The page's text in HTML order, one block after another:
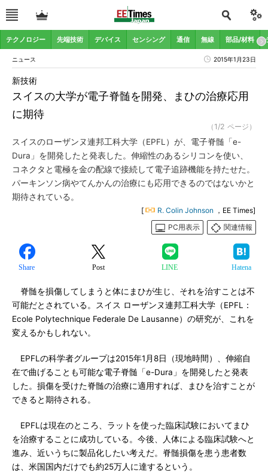
テクノロジー 先端技術 デバイス センシング 通信 無線 部品/材料
ニュース 2015年1月23日
スイスの大学が電子脊髄を開発、まひの治療応用
に期待
新技術
（1/2 ページ）
スイスのローザンヌ連邦工科大学（EPFL）が、電子脊髄「e-
Dura」を開発したと発表した。伸縮性のあるシリコンを使い、
コネクタと電極を金の配線で接続して電子追跡機能を持たせた。
パーキンソン病やてんかんの治療にも応用できるのではないかと
期待されている。
[ R. Colin Johnson ，EE Times]
PC用表示
関連情報
Share Post LINE Hatena
脊髄を損傷してしまうと体にまひが生じ、それを治すことは不
可能だとされている。スイス ローザンヌ連邦工科大学（EPFL：
Ecole Polytechnique Federale De Lausanne）の研究が、これを
変えるかもしれない。
EPFLの科学者グループは2015年1月8日（現地時間）、伸縮自
在で曲げることも可能な電子脊髄「e-Dura」を開発したと発表
した。損傷を受けた脊髄の治療に適用すれば、まひを治すことが
できると期待される。
EPFLは現在のところ、ラットを使った臨床試験においてまひ
を治療することに成功している。今後、人体による臨床試験へと
進み、近いうちに製品化したい考えだ。脊髄損傷を患う患者数
は、米国国内だけでも約25万人に達するという。